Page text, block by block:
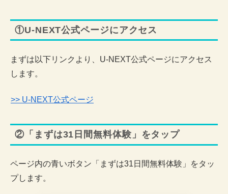
①U-NEXT公式ページにアクセス
まずは以下リンクより、U-NEXT公式ページにアクセス
します。
>> U-NEXT公式ページ
②「まずは31日間無料体験」をタップ
ページ内の青いボタン「まずは31日間無料体験」をタッ
プします。